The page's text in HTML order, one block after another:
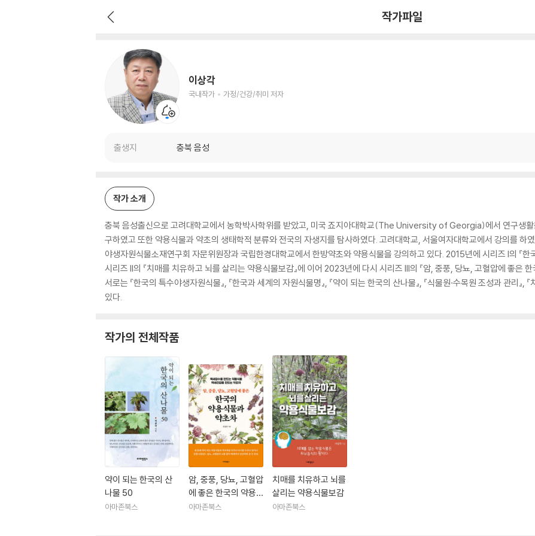
작가파일
이상각
국내작가 가정/건강/취미 저자
출생지 충북 음성
작가 소개
충북 음성출신으로 고려대학교에서 농학박사학위를 받았고, 미국 죠지아대학교(The University of Georgia)에서 연구생활
구하였고 또한 약용식물과 약초의 생태학적 분류와 전국의 자생지를 탐사하였다. 고려대학교, 서울여자대학교에서 강의를 하
야생자원식물소재연구회 자문위원장과 국립한경대학교에서 한방약초와 약용식물을 강의하고 있다. 2015년에 시리즈 I의 『한
시리즈 II의 『치매를 치유하고 뇌를 살리는 약용식물보감』에 이어 2023년에 다시 시리즈 III의 『암, 중풍, 당뇨, 고혈압에 좋은
서로는 『한국의 특수야생자원식물』, 『한국과 세계의 자원식물명』, 『약이 되는 한국의 산나물』, 『식물원·수목원 조성과 관리』,
있다.
작가의 전체작품
약이 되는 한국의 산
나물 50
아마존북스
암, 중풍, 당뇨, 고혈압
에 좋은 한국의 약용
식물과 약초차
아마존북스
치매를 치유하고 뇌를
살리는 약용식물보감
아마존북스